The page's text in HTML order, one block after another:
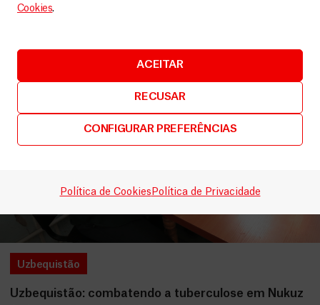
Cookies.
ACEITAR
RECUSAR
CONFIGURAR PREFERÊNCIAS
Política de Cookies Política de Privacidade
Uzbequistão
Uzbequistão: combatendo a tuberculose em Nukuz